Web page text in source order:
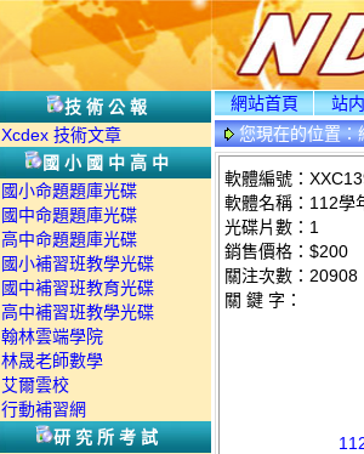
技術公報
Xcdex 技術文章
國小國中高中
國小命題題庫光碟
國中命題題庫光碟
高中命題題庫光碟
國小補習班教學光碟
國中補習班教育光碟
高中補習班教學光碟
翰林雲端學院
林晟老師數學
艾爾雲校
行動補習網
研究所考試
網站首頁 站
您現在的位置：
軟體編號：
軟體名稱：112學
光碟片數：1
銷售價格：$200
關注次數： 20908
關 鍵 字：